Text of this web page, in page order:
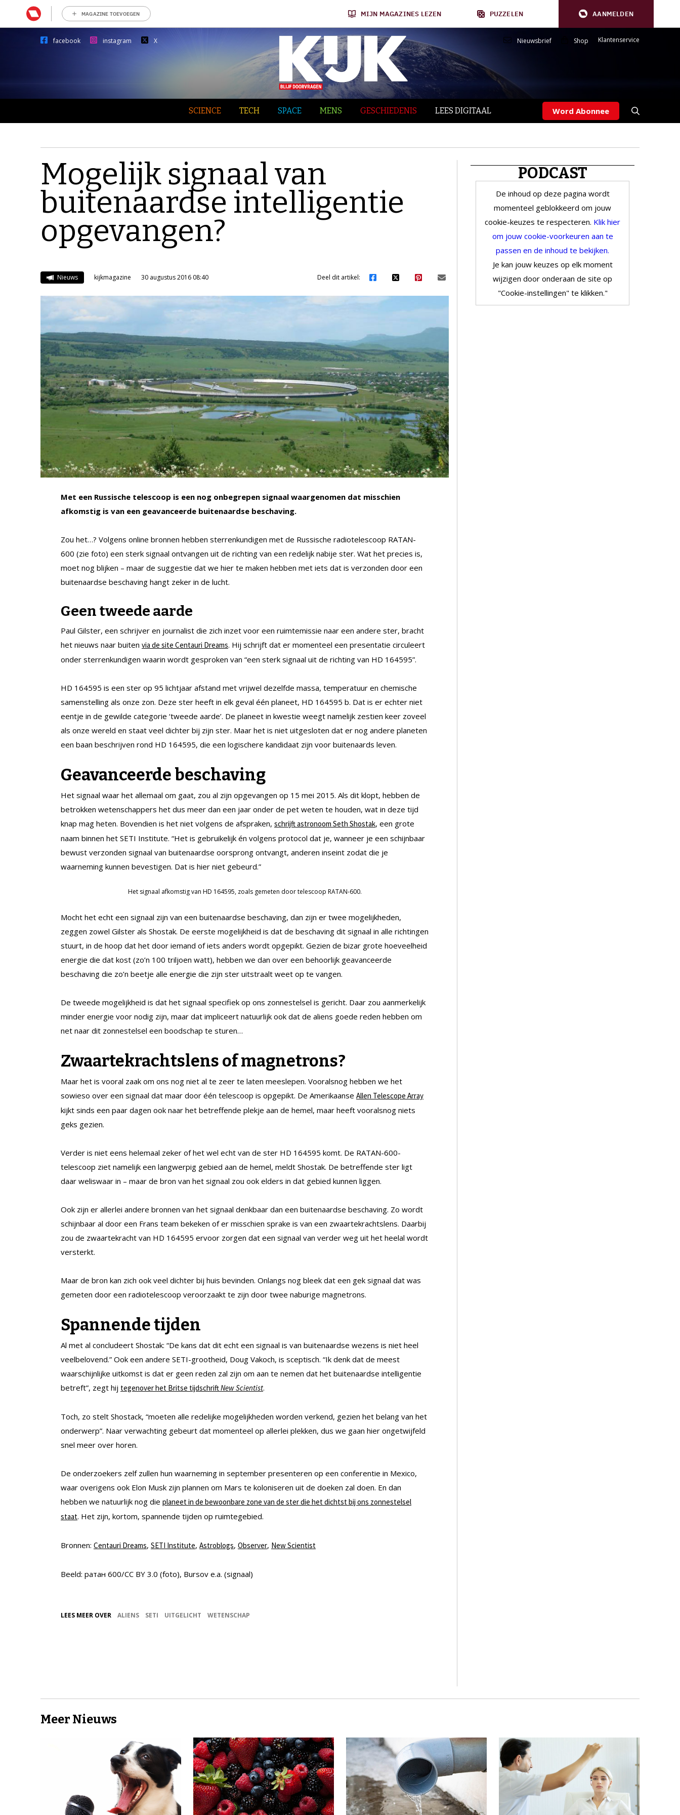
MAGAZINE TOEVOEGEN MIJN MAGAZINES LEZEN PUZZELEN AANMELDEN
facebook instagram X Nieuwsbrief Shop Klantenservice
SCIENCE TECH SPACE MENS GESCHIEDENIS LEES DIGITAAL Word Abonnee
Mogelijk signaal van
buitenaardse intelligentie
opgevangen?
Nieuws kijkmagazine 30 augustus 2016 08:40 Deel dit artikel:
Met een Russische telescoop is een nog onbegrepen signaal waargenomen dat misschien
afkomstig is van een geavanceerde buitenaardse beschaving.
Zou het…? Volgens online bronnen hebben sterrenkundigen met de Russische radiotelescoop RATAN-
600 (zie foto) een sterk signaal ontvangen uit de richting van een redelijk nabije ster. Wat het precies is,
moet nog blijken – maar de suggestie dat we hier te maken hebben met iets dat is verzonden door een
buitenaardse beschaving hangt zeker in de lucht.
Geen tweede aarde
Paul Gilster, een schrijver en journalist die zich inzet voor een ruimtemissie naar een andere ster, bracht
het nieuws naar buiten via de site Centauri Dreams. Hij schrijft dat er momenteel een presentatie circuleert
onder sterrenkundigen waarin wordt gesproken van “een sterk signaal uit de richting van HD 164595”.
HD 164595 is een ster op 95 lichtjaar afstand met vrijwel dezelfde massa, temperatuur en chemische
samenstelling als onze zon. Deze ster heeft in elk geval één planeet, HD 164595 b. Dat is er echter niet
eentje in de gewilde categorie ‘tweede aarde’. De planeet in kwestie weegt namelijk zestien keer zoveel
als onze wereld en staat veel dichter bij zijn ster. Maar het is niet uitgesloten dat er nog andere planeten
een baan beschrijven rond HD 164595, die een logischere kandidaat zijn voor buitenaards leven.
Geavanceerde beschaving
Het signaal waar het allemaal om gaat, zou al zijn opgevangen op 15 mei 2015. Als dit klopt, hebben de
betrokken wetenschappers het dus meer dan een jaar onder de pet weten te houden, wat in deze tijd
knap mag heten. Bovendien is het niet volgens de afspraken, schrijft astronoom Seth Shostak, een grote
naam binnen het SETI Institute. “Het is gebruikelijk én volgens protocol dat je, wanneer je een schijnbaar
bewust verzonden signaal van buitenaardse oorsprong ontvangt, anderen inseint zodat die je
waarneming kunnen bevestigen. Dat is hier niet gebeurd.”
Het signaal afkomstig van HD 164595, zoals gemeten door telescoop RATAN-600.
Mocht het echt een signaal zijn van een buitenaardse beschaving, dan zijn er twee mogelijkheden,
zeggen zowel Gilster als Shostak. De eerste mogelijkheid is dat de beschaving dit signaal in alle richtingen
stuurt, in de hoop dat het door iemand of iets anders wordt opgepikt. Gezien de bizar grote hoeveelheid
energie die dat kost (zo’n 100 triljoen watt), hebben we dan over een behoorlijk geavanceerde
beschaving die zo’n beetje alle energie die zijn ster uitstraalt weet op te vangen.
De tweede mogelijkheid is dat het signaal specifiek op ons zonnestelsel is gericht. Daar zou aanmerkelijk
minder energie voor nodig zijn, maar dat impliceert natuurlijk ook dat de aliens goede reden hebben om
net naar dit zonnestelsel een boodschap te sturen…
Zwaartekrachtslens of magnetrons?
Maar het is vooral zaak om ons nog niet al te zeer te laten meeslepen. Vooralsnog hebben we het
sowieso over een signaal dat maar door één telescoop is opgepikt. De Amerikaanse Allen Telescope Array
kijkt sinds een paar dagen ook naar het betreffende plekje aan de hemel, maar heeft vooralsnog niets
geks gezien.
Verder is niet eens helemaal zeker of het wel echt van de ster HD 164595 komt. De RATAN-600-
telescoop ziet namelijk een langwerpig gebied aan de hemel, meldt Shostak. De betreffende ster ligt
daar weliswaar in – maar de bron van het signaal zou ook elders in dat gebied kunnen liggen.
Ook zijn er allerlei andere bronnen van het signaal denkbaar dan een buitenaardse beschaving. Zo wordt
schijnbaar al door een Frans team bekeken of er misschien sprake is van een zwaartekrachtslens. Daarbij
zou de zwaartekracht van HD 164595 ervoor zorgen dat een signaal van verder weg uit het heelal wordt
versterkt.
Maar de bron kan zich ook veel dichter bij huis bevinden. Onlangs nog bleek dat een gek signaal dat was
gemeten door een radiotelescoop veroorzaakt te zijn door twee naburige magnetrons.
Spannende tijden
Al met al concludeert Shostak: “De kans dat dit echt een signaal is van buitenaardse wezens is niet heel
veelbelovend.” Ook een andere SETI-grootheid, Doug Vakoch, is sceptisch. “Ik denk dat de meest
waarschijnlijke uitkomst is dat er geen reden zal zijn om aan te nemen dat het buitenaardse intelligentie
betreft”, zegt hij tegenover het Britse tijdschriftNew Scientist.
Toch, zo stelt Shostack, “moeten alle redelijke mogelijkheden worden verkend, gezien het belang van het
onderwerp”. Naar verwachting gebeurt dat momenteel op allerlei plekken, dus we gaan hier ongetwijfeld
snel meer over horen.
De onderzoekers zelf zullen hun waarneming in september presenteren op een conferentie in Mexico,
waar overigens ook Elon Musk zijn plannen om Mars te koloniseren uit de doeken zal doen. En dan
hebben we natuurlijk nog die planeet in de bewoonbare zone van de ster die het dichtst bij ons zonnestelsel
staat. Het zijn, kortom, spannende tijden op ruimtegebied.
Bronnen: Centauri Dreams, SETI Institute, Astroblogs, Observer, New Scientist
Beeld: ратан 600/CC BY 3.0 (foto), Bursov e.a. (signaal)
LEES MEER OVER ALIENS SETI UITGELICHT WETENSCHAP
PODCAST
De inhoud op deze pagina wordt
momenteel geblokkeerd om jouw
cookie-keuzes te respecteren. Klik hier
om jouw cookie-voorkeuren aan te
passen en de inhoud te bekijken.
Je kan jouw keuzes op elk moment
wijzigen door onderaan de site op
"Cookie-instellingen" te klikken."
Meer Nieuws